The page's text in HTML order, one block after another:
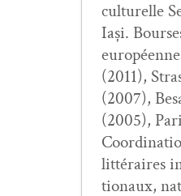
cul­turelle
Iași.
(2011),
(2007),
(2005),
lit­téraires
tionaux,